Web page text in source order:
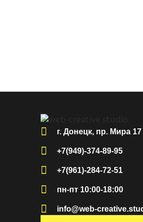
г. Донецк, пр. Мира 17
+7(949)-374-89-95
+7(961)-284-72-51
пн-пт 10:00-18:00
info@web-